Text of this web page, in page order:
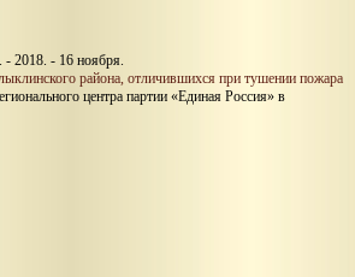
- 2018. - 16 ноября.
района, отличившихся при тушении пожара
центра партии «Единая Россия» в